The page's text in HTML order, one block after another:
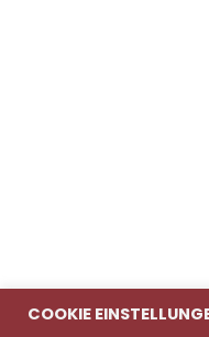
COOKIE